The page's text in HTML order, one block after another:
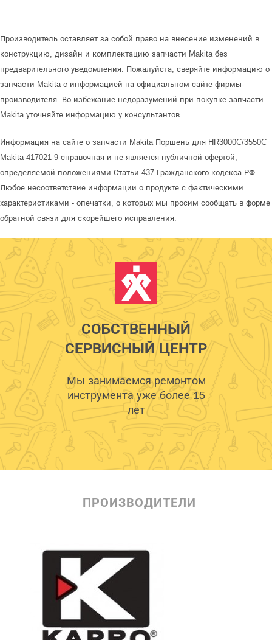
Производитель оставляет за собой право на внесение изменений в
конструкцию, дизайн и комплектацию запчасти Makita без
предварительного уведомления. Пожалуйста, сверяйте информацию о
запчасти Makita с информацией на официальном сайте фирмы-
производителя. Во избежание недоразумений при покупке запчасти
Makita уточняйте информацию у консультантов.
Информация на сайте о запчасти Makita Поршень для HR3000C/3550C
Makita 417021-9 справочная и не является публичной офертой,
определяемой положениями Статьи 437 Гражданского кодекса РФ.
Любое несоответствие информации о продукте с фактическими
характеристиками - опечатки, о которых мы просим сообщать в форме
обратной связи для скорейшего исправления.
СОБСТВЕННЫЙ
СЕРВИСНЫЙ ЦЕНТР
Мы занимаемся ремонтом
инструмента уже более 15
лет
ПРОИЗВОДИТЕЛИ